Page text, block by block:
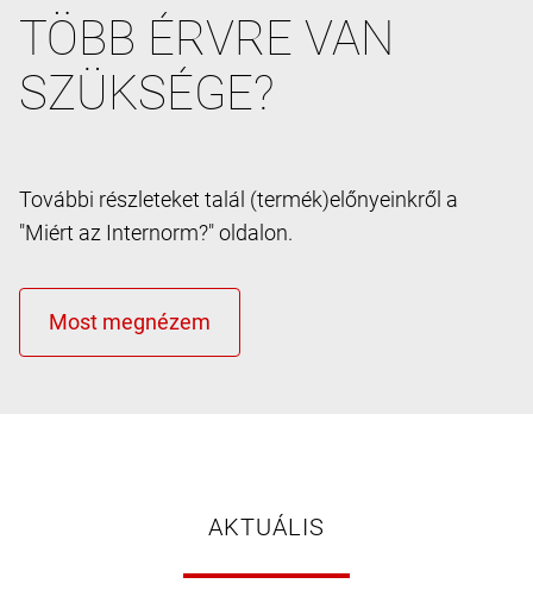
TÖBB ÉRVRE VAN
SZÜKSÉGE?
További részleteket talál (termék)előnyeinkről a
"Miért az Internorm?" oldalon.
AKTUÁLIS